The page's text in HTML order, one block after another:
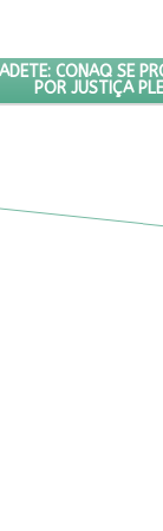
SOBRE
CASO MÃECONAQ SE
POR JUSTIÇA